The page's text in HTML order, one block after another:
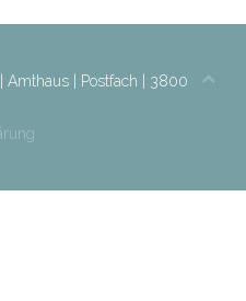
Amthaus | Postfach | 3800